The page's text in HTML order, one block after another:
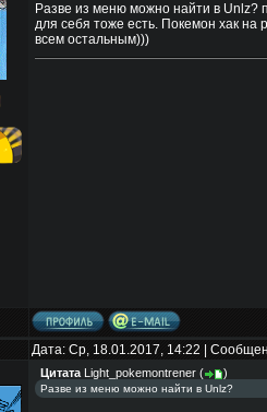
Разве из меню можно найти в Unlz?
для себя тоже есть. Покемон хак на
всем остальным)))
Дата: Ср, 18.01.2017, 14:22 |
Цитата Light_pokemontrener( )
Разве из меню можно найти в Unlz?